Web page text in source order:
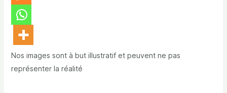
Nos images sont à but illustratif et peuvent ne pas
représenter la réalité